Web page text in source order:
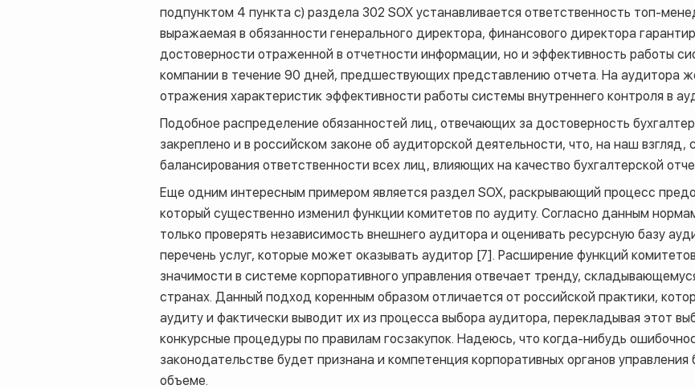
подпунктом 4 пункта с) раздела 302SOX устанавливается ответственность топ-
выражаемая в обязанности генерального директора, финансового директора
достоверности отраженной в отчетности информации, но и эффективность работы
компании в течение 90 дней, предшествующих представлению отчета. На аудитора
отражения характеристик эффективности работы системы внутреннего контроля в
Подобное распределение обязанностей лиц, отвечающих за достоверность
закреплено и в российском законе об аудиторской деятельности, что, на наш
балансирования ответственности всех лиц, влияющих на качество бухгалтерской
Еще одним интересным примером является разделSOX, раскрывающий процесс
который существенно изменил функции комитетов по аудиту. Согласно данным
только проверять независимость внешнего аудитора и оценивать ресурсную базу
перечень услуг, которые может оказывать аудитор [7]. Расширение функций
значимости в системе корпоративного управления отвечает тренду,
странах. Данный подход коренным образом отличается от российской практики,
аудиту и фактически выводит их из процесса выбора аудитора, перекладывая этот
конкурсные процедуры по правилам госзакупок. Надеюсь, что когда-нибудь
законодательстве будет признана и компетенция корпоративных органов
объеме.